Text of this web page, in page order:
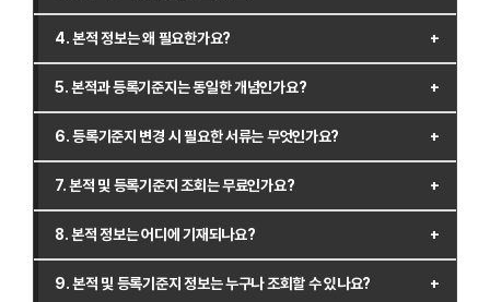
의 기준이 되는 주소지로, 출생, 혼인, 사망 등의 신고 시 필요한
중요한 정보입니다.
회 시 공인인증서나 본인인증 절차를 거쳐야 하며, 가족관계등
록부를 발급받으면 해당 정보가 포함되어 있습니다.
네, 등록기준지는 변경할 수 있습니다. 등록기준지 변경 신청은
변경 사유를 제출해야 합니다. 변경된 등록기준지는 가족관계
등록부에 반영됩니다.
4. 본적 정보는 왜 필요한가요?
본적 정보는 가족관계 등록과 관련된 다양한 법적 절차에서 필
성 시 필수적으로 요구되며, 민원 서류 발급 시에도 활용됩니다.
5. 본적과 등록기준지는 동일한 개념인가요?
아닙니다. 본적은 과거 호적 제도에서 사용된 개념이며, 현재는
미로 사용되지만, 본적이라는 용어는 이제 법률상 사용되지 않
고 등록기준지로 통일되었습니다.
6. 등록기준지 변경 시 필요한 서류는 무엇인가요?
등록기준지 변경을 위해 필요한 서류는 가족관계등록부, 신청
서류가 요구될 수 있으며, 자세한 내용은 해당 주민센터나 시·군
·구청에 문의하는 것이 좋습니다.
7. 본적 및 등록기준지 조회는 무료인가요?
네, 본적 및 등록기준지 조회는 무료로 제공됩니다. 주민센터 방
템을 통해 온라인 조회할 경우 비용이 발생하지 않습니다.
8. 본적 정보는 어디에 기재되나요?
본적 정보는 가족관계등록부에 기재되며, 출생신고, 혼인신고,
9. 본적 및 등록기준지 정보는 누구나 조회할 수 있나요?